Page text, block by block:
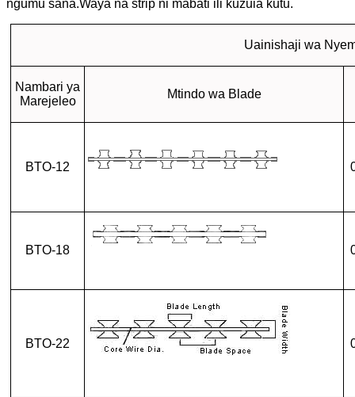
ngumu sana.Waya na strip ni mabati ili kuzuia kutu.
Uainishaji wa
Nambari ya
Marejeleo
Mtindo wa Blade
BTO-12
BTO-18
BTO-22